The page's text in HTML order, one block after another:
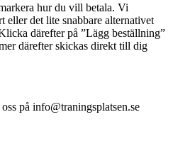
hur du vill betala. Vi
eller det lite snabbare alternativet
därefter på ”Lägg beställning”
därefter skickas direkt till dig
på info@traningsplatsen.se